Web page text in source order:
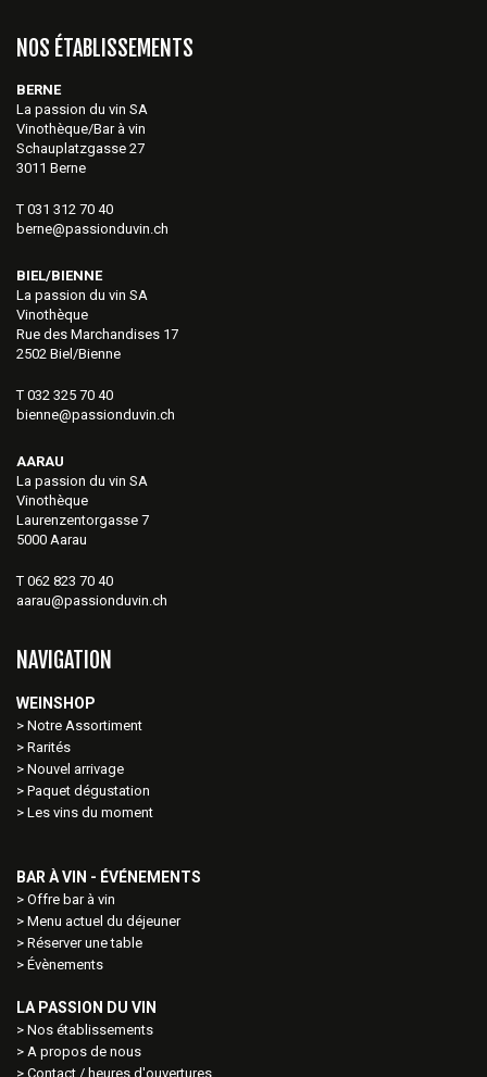
NOS ÉTABLISSEMENTS
BERNE
La passion du vin SA
Vinothèque/Bar à vin
Schauplatzgasse 27
3011 Berne
T 031 312 70 40
berne@passionduvin.ch
BIEL/BIENNE
La passion du vin SA
Vinothèque
Rue des Marchandises 17
2502 Biel/Bienne
T 032 325 70 40
bienne@passionduvin.ch
AARAU
La passion du vin SA
Vinothèque
Laurenzentorgasse 7
5000 Aarau
T 062 823 70 40
aarau@passionduvin.ch
NAVIGATION
WEINSHOP
Notre Assortiment
Rarités
Nouvel arrivage
Paquet dégustation
Les vins du moment
BAR À VIN - ÉVÉNEMENTS
Offre bar à vin
Menu actuel du déjeuner
Réserver une table
Évènements
LA PASSION DU VIN
Nos établissements
A propos de nous
Contact / heures d'ouvertures